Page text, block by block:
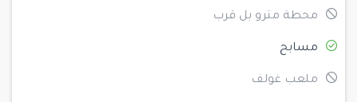
محطة مترو بل قرب
مسابح
ملعب غولف